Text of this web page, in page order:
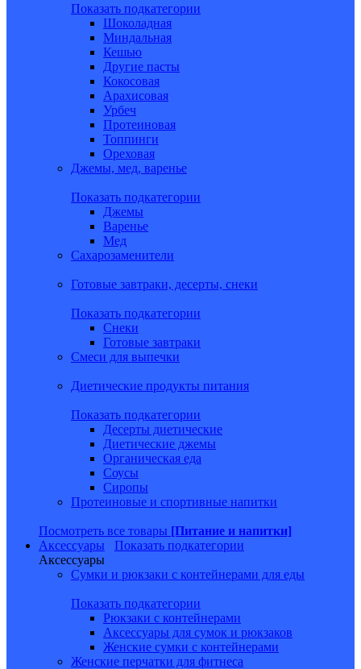
Показать подкатегории
Шоколадная
Миндальная
Кешью
Другие пасты
Кокосовая
Арахисовая
Урбеч
Протеиновая
Топпинги
Ореховая
Джемы, мед, варенье
Показать подкатегории
Джемы
Варенье
Мед
Сахарозаменители
Готовые завтраки, десерты, снеки
Показать подкатегории
Снеки
Готовые завтраки
Смеси для выпечки
Диетические продукты питания
Показать подкатегории
Десерты диетические
Диетические джемы
Органическая еда
Соусы
Сиропы
Протеиновые и спортивные напитки
Посмотреть все товары [Питание и напитки]
Аксессуары
Показать подкатегории
Аксессуары
Сумки и рюкзаки с контейнерами для еды
Показать подкатегории
Рюкзаки с контейнерами
Аксессуары для сумок и рюкзаков
Женские сумки с контейнерами
Женские перчатки для фитнеса